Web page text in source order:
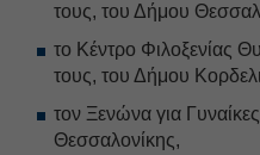
τους, του Δήμου
το Κέντρο Φιλοξενίας
τους, του Δήμου
τον Ξενώνα για
Θεσσαλονίκης,